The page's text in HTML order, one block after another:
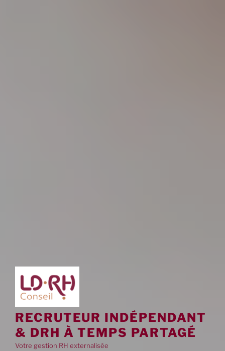
RECRUTEUR INDÉPENDANT
& DRH À TEMPS PARTAGÉ
Votre gestion RH externalisée